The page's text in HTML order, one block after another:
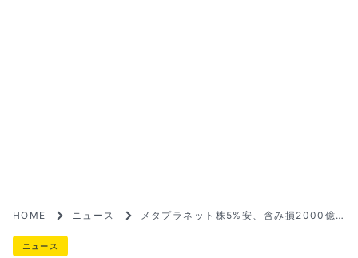
HOME ニュース
メタプラネット株5%安、含み損2000億
ニュース